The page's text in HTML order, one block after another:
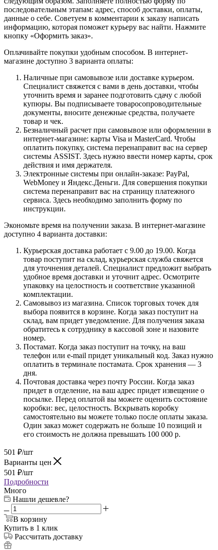
последовательным этапам: адрес, способ доставки, оплаты,
данные о себе. Советуем в комментарии к заказу написать
информацию, которая поможет курьеру вас найти. Нажмите
кнопку «Оформить заказ».
Оплачивайте покупки удобным способом. В интернет-
магазине доступно 3 варианта оплаты:
Наличные при самовывозе или доставке курьером.
Специалист свяжется с вами в день доставки, чтобы
уточнить время и заранее подготовить сдачу с любой
купюры. Вы подписываете товаросопроводительные
документы, вносите денежные средства, получаете
товар и чек.
Безналичный расчет при самовывозе или оформлении в
интернет-магазине: карты Visa и MasterCard. Чтобы
оплатить покупку, система перенаправит вас на сервер
системы ASSIST. Здесь нужно ввести номер карты, срок
действия и имя держателя.
Электронные системы при онлайн-заказе: PayPal,
WebMoney и Яндекс.Деньги. Для совершения покупки
система перенаправит вас на страницу платежного
сервиса. Здесь необходимо заполнить форму по
инструкции.
Экономьте время на получении заказа. В интернет-магазине
доступно 4 варианта доставки:
Курьерская доставка работает с 9.00 до 19.00. Когда
товар поступит на склад, курьерская служба свяжется
для уточнения деталей. Специалист предложит выбрать
удобное время доставки и уточнит адрес. Осмотрите
упаковку на целостность и соответствие указанной
комплектации.
Самовывоз из магазина. Список торговых точек для
выбора появится в корзине. Когда заказ поступит на
склад, вам придет уведомление. Для получения заказа
обратитесь к сотруднику в кассовой зоне и назовите
номер.
Постамат. Когда заказ поступит на точку, на ваш
телефон или e-mail придет уникальный код. Заказ нужно
оплатить в терминале постамата. Срок хранения — 3
дня.
Почтовая доставка через почту России. Когда заказ
придет в отделение, на ваш адрес придет извещение о
посылке. Перед оплатой вы можете оценить состояние
коробки: вес, целостность. Вскрывать коробку
самостоятельно вы можете только после оплаты заказа.
Один заказ может содержать не больше 10 позиций и
его стоимость не должна превышать 100 000 р.
501 ₽/шт
Варианты цен
501 ₽/шт
Подробности
Много
Нашли дешевле?
В корзину
Купить в 1 клик
Рассчитать доставку